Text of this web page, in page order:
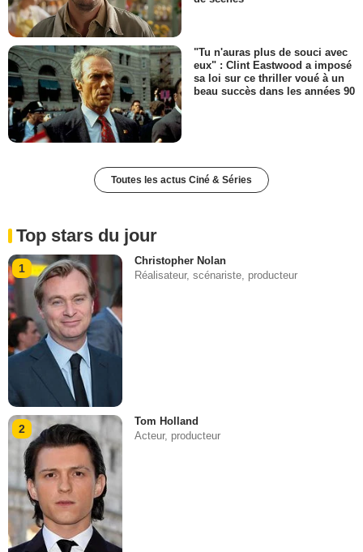
"Tu n'auras plus de souci avec
eux" : Clint Eastwood a imposé
sa loi sur ce thriller voué à un
beau succès dans les années 90
Toutes les actus Ciné & Séries
Top stars du jour
1
Christopher Nolan
Réalisateur, scénariste, producteur
2
Tom Holland
Acteur, producteur